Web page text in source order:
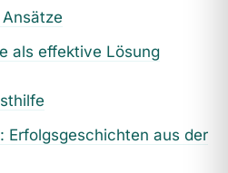
als effektive Lösung
Erfolgsgeschichten aus der